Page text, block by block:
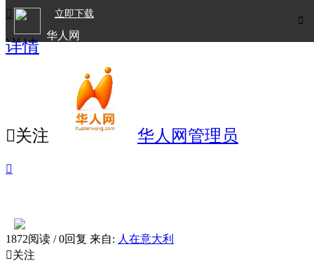

立即下载
华人网

详情
关注 华人网管理员

1872阅读 / 0回复 来自: 人在意大利
关注